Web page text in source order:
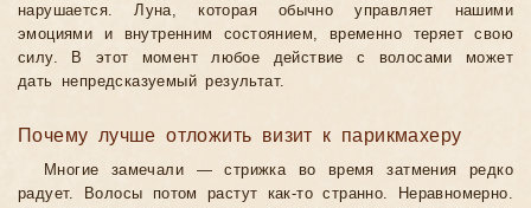
нарушается. Луна, которая обычно управляет нашими
эмоциями и внутренним состоянием, временно теряет свою
силу. В этот момент любое действие с волосами может
дать непредсказуемый результат.
Почему лучше отложить визит к парикмахеру
Многие замечали — стрижка во время затмения редко
радует. Волосы потом растут как-то странно. Неравномерно.